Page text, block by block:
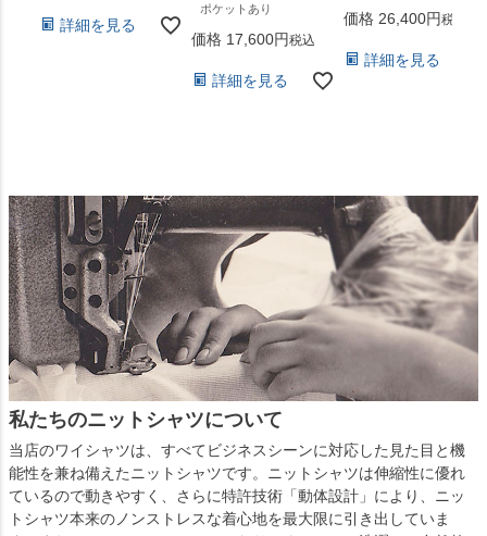
詳細を見る
ポケットあり
価格 17,600 税込
詳細を見る
価格 26,400 税込
詳細を見る
私たちのニットシャツについて
当店のワイシャツは、すべてビジネスシーンに対応した見た目と機
能性を兼ね備えたニットシャツです。ニットシャツは伸縮性に優れ
ているので動きやすく、さらに特許技術「動体設計」により、ニッ
トシャツ本来のノンストレスな着心地を最大限に引き出していま